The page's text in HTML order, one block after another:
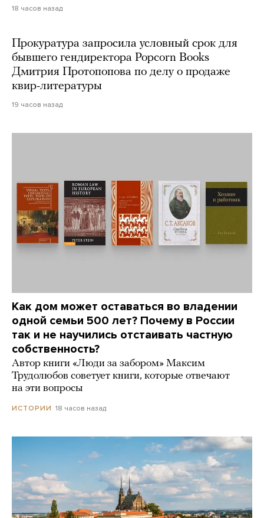
18 часов назад
Прокуратура запросила условный срок для
бывшего гендиректора Popcorn Books
Дмитрия Протопопова по делу о продаже
квир-литературы
19 часов назад
Как дом может оставаться во владении
одной семьи 500 лет? Почему в России
так и не научились отстаивать частную
собственность?
Автор книги «Люди за забором» Максим
Трудолюбов советует книги, которые отвечают
на эти вопросы
ИСТОРИИ 18 часов назад